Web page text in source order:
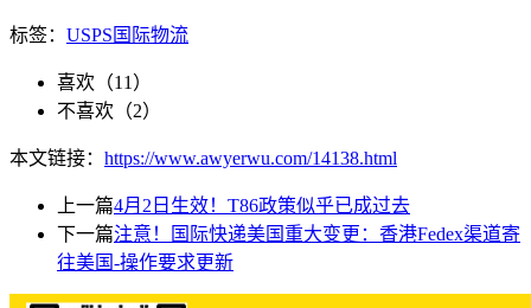
标签： USPS 国际物流
喜欢（11 ）
不喜欢（2）
本文链接： https://www.awyerwu.com/14138.html
上一篇4月2日生效！T86政策似乎已成过去
下一篇注意！国际快递美国重大变更：香港Fedex渠道寄
往美国-操作要求更新